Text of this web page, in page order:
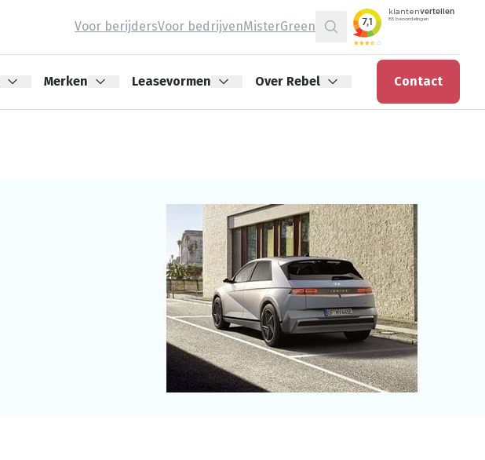
Voor berijdersVoor bedrijvenMisterGreen
Zoeken
Merken Leasevormen Over Rebel Contact